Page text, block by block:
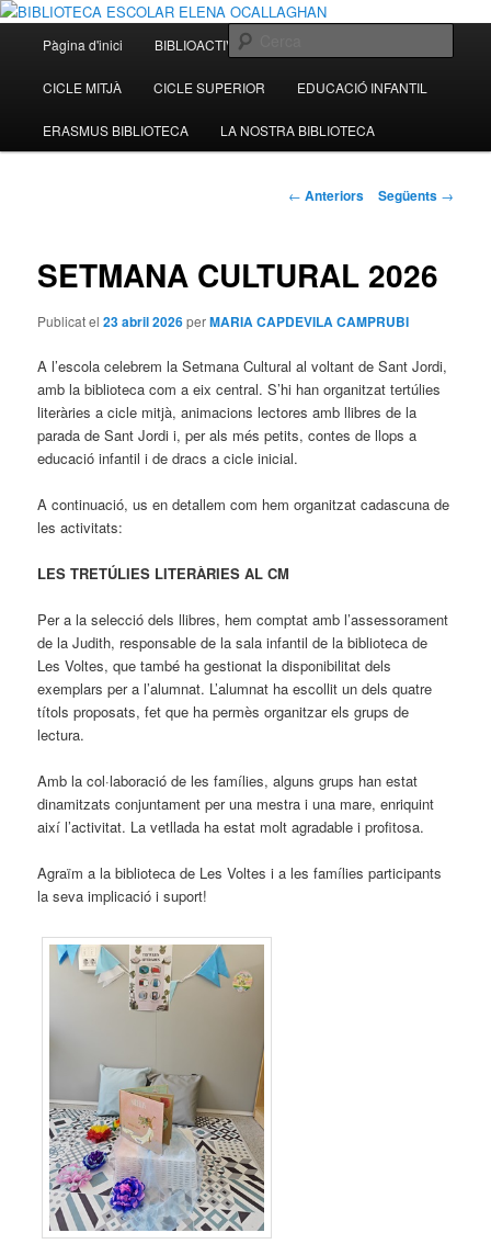
BIBLIOTECA ESCOLAR ELENA
OCALLAGHAN
Escola Sant Jordi Sant Vicenç dels Horts)
principal
Aneu
al
contingut
Pàgina d'inici BIBLIOACTIVITATS
CICLE MITJÀ CICLE SUPERIOR EDUCACIÓ INFANTIL
ERASMUS BIBLIOTECA LA NOSTRA BIBLIOTECA
Navegació
← Anteriors Següents →
SETMANA CULTURAL 2026
Publicat el23 abril 2026perMARIA CAPDEVILA CAMPRUBI
A l’escola celebrem la Setmana Cultural al voltant de Sant Jordi,
amb la biblioteca com a eix central. S’hi han organitzat tertúlies
literàries a cicle mitjà, animacions lectores amb llibres de la
parada de Sant Jordi i, per als més petits, contes de llops a
educació infantil i de dracs a cicle inicial.
A continuació, us en detallem com hem organitzat cadascuna de
les activitats:
LES TRETÚLIES LITERÀRIES AL CM
Per a la selecció dels llibres, hem comptat amb l’assessorament
de la Judith, responsable de la sala infantil de la biblioteca de
Les Voltes, que també ha gestionat la disponibilitat dels
exemplars per a l’alumnat. L’alumnat ha escollit un dels quatre
títols proposats, fet que ha permès organitzar els grups de
lectura.
Amb la col·laboració de les famílies, alguns grups han estat
dinamitzats conjuntament per una mestra i una mare, enriquint
així l’activitat. La vetllada ha estat molt agradable i profitosa.
Agraïm a la biblioteca de Les Voltes i a les famílies participants
la seva implicació i suport!